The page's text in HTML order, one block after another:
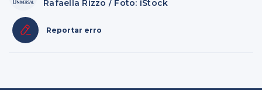
Rafaella Rizzo / Foto: iStock
Reportar erro